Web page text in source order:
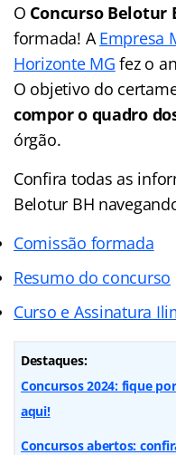
O Concurso Belotur
formada! AEmpresa
Horizonte MG fez o
O objetivo do
compor o quadro
órgão.
Confira todas as
Belotur BH
Comissão formada
Resumo do concurso
Curso e Assinatura
Destaques:
Concursos 2024: fique
aqui!
Concursos abertos: